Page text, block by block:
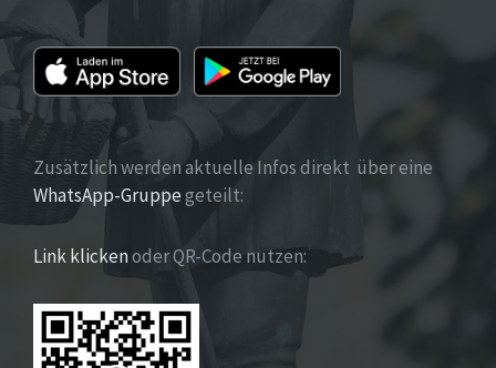
Zusätzlich werden aktuelle Infos direkt über eine
WhatsApp-Gruppegeteilt:
Link klickenoder QR-Code nutzen: